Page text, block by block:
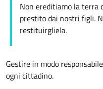
Non ereditiamo la terra
prestito dai nostri figli.
restituirgliela.
Gestire in modo
ogni cittadino.